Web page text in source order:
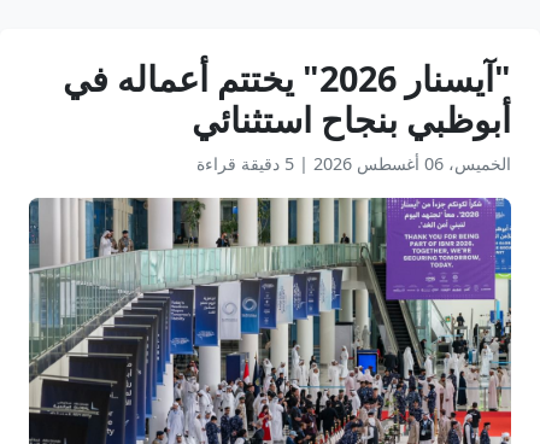
"آيسنار 2026" يختتم أعماله في
أبوظبي بنجاح استثنائي
الخميس، 06 أغسطس 2026 | 5 دقيقة قراءة